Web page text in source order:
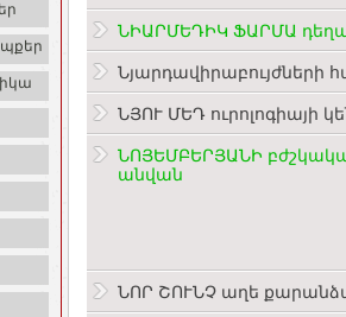
ՆԻԱՐՄԵԴԻԿ ՖԱՐՄԱ
Նյարդավիրաբույժների
ՆՅՈՒ ՄԵԴ ուրոլոգիայի
ՆՈՅԵՄԲԵՐՅԱՆԻ
անվան
ՆՈՐ ՇՈՒՆՉ աղե